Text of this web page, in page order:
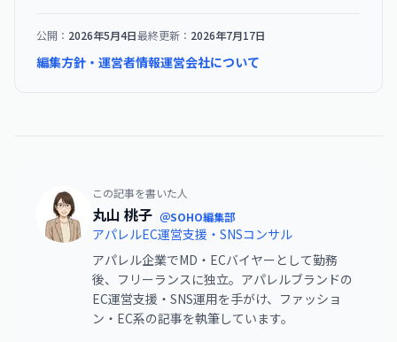
公開： 2026年5月4日最終更新： 2026年7月17日
編集方針・運営者情報運営会社について
この記事を書いた人
丸山 桃子 ＠SOHO編集部
アパレルEC運営支援・SNSコンサル
アパレル企業でMD・ECバイヤーとして勤務
後、フリーランスに独立。アパレルブランドの
EC運営支援・SNS運用を手がけ、ファッショ
ン・EC系の記事を執筆しています。